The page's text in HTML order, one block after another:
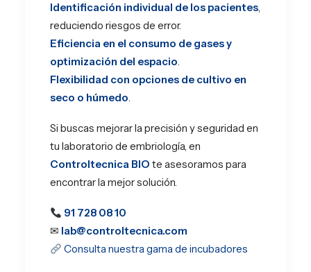
Identificación individual de los pacientes,
reduciendo riesgos de error.
Eficiencia en el consumo de gases y
optimización del espacio.
Flexibilidad con opciones de cultivo en
seco o húmedo.
Si buscas mejorar la precisión y seguridad en
tu laboratorio de embriología, en
Controltecnica BIO te asesoramos para
encontrar la mejor solución.
91 728 08 10
✉ lab@controltecnica.com
Consulta nuestra gama de incubadores